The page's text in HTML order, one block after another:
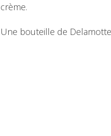
crème.
Une bouteille de